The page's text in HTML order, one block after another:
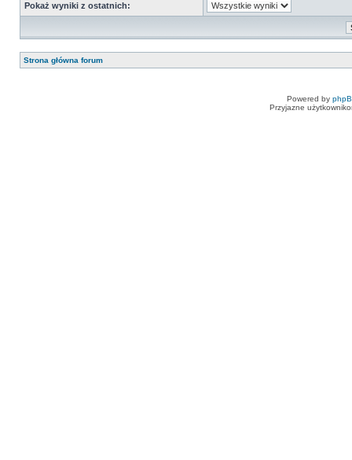
Pokaż wyniki z ostatnich:
Strona główna forum
Powered by
Przyjazne